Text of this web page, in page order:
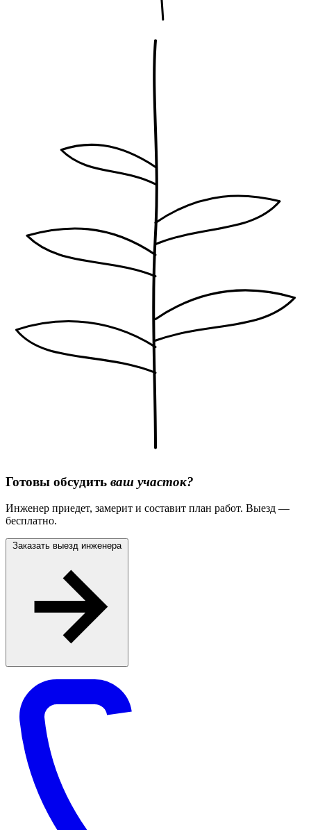
Готовы обсудить ваш участок?
Инженер приедет, замерит и составит план работ. Выезд —
бесплатно.
Заказать выезд инженера